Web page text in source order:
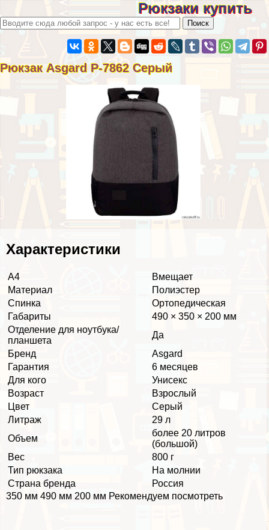
Рюкзаки купить
Рюкзак Asgard Р-7862 Серый
Хаpaктеристики
А4
Вмещает
Материал
Полиэстер
Спинка
Ортопедическая
Габариты
490 × 350 × 200 мм
Отделение для ноутбука/
планшета
Да
Бренд
Asgard
Гарантия
6 месяцев
Для кого
Униceкc
Возраст
Взрослый
Цвет
Серый
Литраж
29 л
Объем
более 20 литров
(большой)
Вес
800 г
Тип рюкзака
На молнии
Страна бренда
Россия
350 мм 490 мм 200 мм Рекомендуем посмотреть